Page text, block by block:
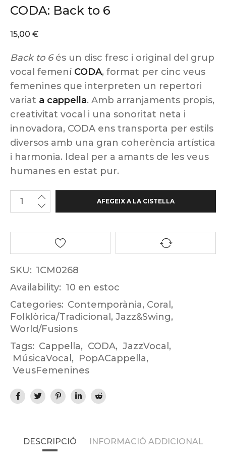
CODA: Back to 6
15,00 €
Back to 6és un disc fresc i original del grup
vocal femení CODA, format per cinc veus
femenines que interpreten un repertori
variat a cappella. Amb arranjaments propis,
creativitat vocal i una sonoritat neta i
innovadora, CODA ens transporta per estils
diversos amb una gran coherència artística
i harmonia. Ideal per a amants de les veus
humanes en estat pur.
AFEGEIX A LA CISTELLA
SKU: 1CM0268
Availability: 10 en estoc
Categories: Contemporània, Coral ,
Folklòrica/Tradicional , Jazz&Swing,
World/Fusions
Tags: Cappella, CODA, JazzVocal ,
MúsicaVocal , PopACappella,
VeusFemenines
DESCRIPCIÓ INFORMACIÓ ADDICIONAL